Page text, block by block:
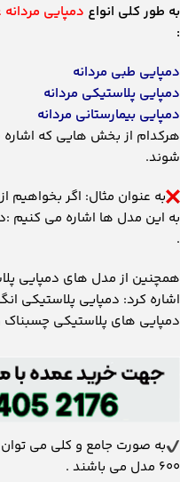
به طور کلی انواع دمپایی
:
دمپایی طبی مردانه
دمپایی پلاستیکی مردانه
دمپایی بیمارستانی مردانه
هرکدام از بخش هایی که
شوند.
به عنوان مثال: اگر بخواهیم
به این مدل ها اشاره می کنیم
.
همچنین از مدل های دمپایی
اشاره کرد: دمپایی پلاستیکی
دمپایی های پلاستیکی چسبناک
به صورت جامع و کلی می توان
600 مدل می باشند .